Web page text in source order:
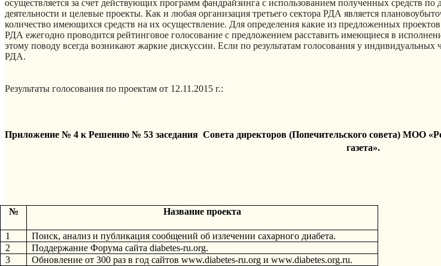
осуществляется за счет действующих программ фандрайзинга с использованием полученных средств
деятельности и целевые проекты. Как и любая организация третьего сектора РДА является
количество имеющихся средств на их осуществление. Для определения какие из предложенных
РДА ежегодно проводится рейтинговое голосование с предложением расставить имеющиеся в
этому поводу всегда возникают жаркие дискуссии. Если по результатам голосования у
РДА.
Результаты голосования по проектам от 12.11.2015 г.:
Приложение № 4 к Решению № 53 заседания  Совета директоров (Попечительского совета) МОО
газета».
№ Название проекта
1
Поиск, анализ и публикация сообщений об излечении сахарного диабета.
2
Поддержание Форума сайта diabetes-ru.org.
3
Обновление от 300 раз в год сайтов www.diabetes-ru.org и www.diabetes.org.ru.